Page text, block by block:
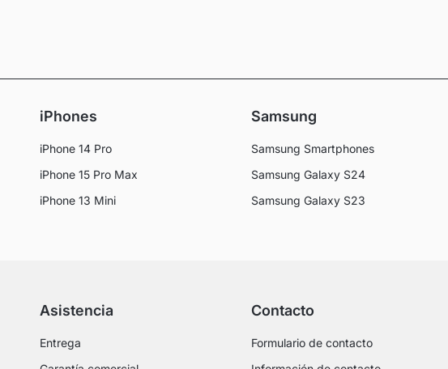
iPhones
iPhone 14 Pro
iPhone 15 Pro Max
iPhone 13 Mini
Samsung
Samsung Smartphones
Samsung Galaxy S24
Samsung Galaxy S23
Asistencia
Entrega
Contacto
Formulario de contacto